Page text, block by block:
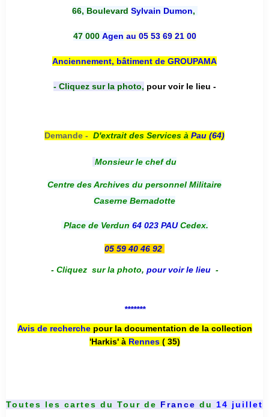
66, Boulevard Sylvain Dumon,
47 000 Agen au 05 53 69 21 00
Anciennement, bâtiment de GROUPAMA
- Cliquez sur la photo, pour voir le lieu -
Demande - D'extrait des Services à Pau (64)
Monsieur le chef du
Centre des Archives du personnel Militaire
Caserne Bernadotte
Place de Verdun 64 023 PAUCedex.
05 59 40 46 92
- Cliquez sur la photo, pour voir le lieu -
*******
Avis de recherche pour la documentation de la collection
'Harkis' à Rennes( 35)
Toutes les cartes du Tour de France du 14 juillet